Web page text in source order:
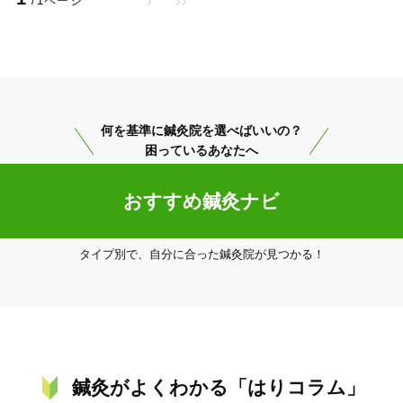
20時以降OK 当日予約
何を基準に鍼灸院を選べばいいの？
困っているあなたへ
おすすめ鍼灸ナビ
タイプ別で、自分に合った鍼灸院が見つかる！
鍼灸がよくわかる「はりコラム」